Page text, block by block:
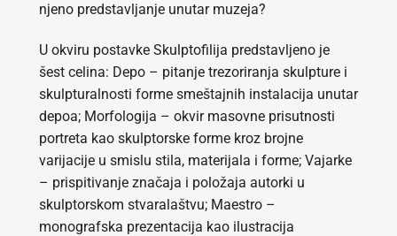
njeno predstavljanje unutar muzeja?
U okviru postavke Skulptofilija predstavljeno je
šest celina: Depo – pitanje trezoriranja skulpture i
skulpturalnosti forme smeštajnih instalacija unutar
depoa; Morfologija – okvir masovne prisutnosti
portreta kao skulptorske forme kroz brojne
varijacije u smislu stila, materijala i forme; Vajarke
– prispitivanje značaja i položaja autorki u
skulptorskom stvaralaštvu; Maestro –
monografska prezentacija kao ilustracija